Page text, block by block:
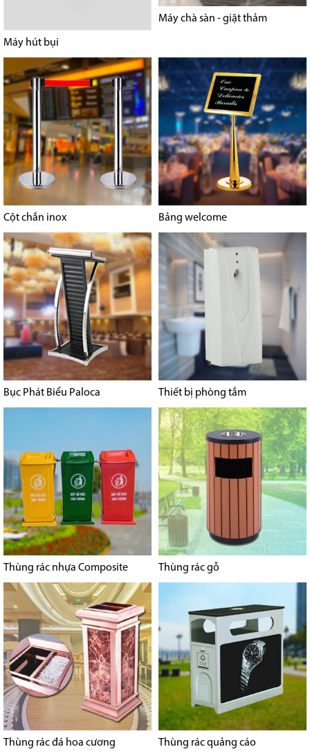
Máy hút bụi
Máy chà sàn - giặt thảm
Cột chắn inox Bảng welcome
Bục Phát Biểu Paloca Thiết bị phòng tắm
Thùng rác nhựa Composite Thùng rác gỗ
Thùng rác đá hoa cương Thùng rác quảng cáo